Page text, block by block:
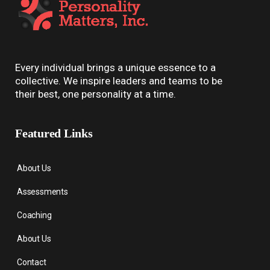
Every individual brings a unique essence to a
collective. We inspire leaders and teams to be
their best, one personality at a time.
Featured Links
About Us
Assessments
Coaching
About Us
Contact